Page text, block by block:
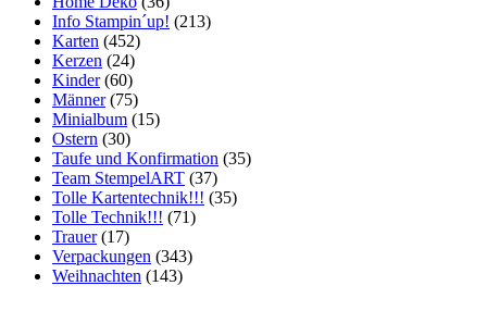
Info Stampin´up! (213)
Karten (452)
Kerzen (24)
Kinder(60)
Männer(75)
Minialbum (15)
Ostern (30)
Taufe und Konfirmation (35)
Team StempelART (37)
Tolle Kartentechnik!!! (35)
Tolle Technik!!! (71)
Trauer(17)
Verpackungen (343)
Weihnachten (143)